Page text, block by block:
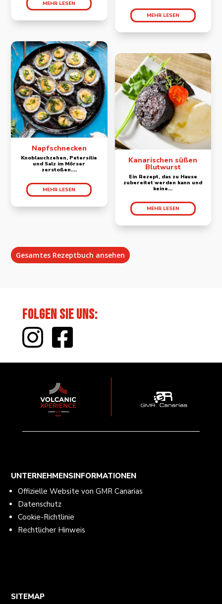
MEHR LESEN
Napfschnecken
Knoblauchzehen, Petersilie
und Salz im Mörser
zerstoßen....
MEHR LESEN
MEHR LESEN
Kanarischen süßen
Blutwurst
Ein Rezept, das zu Hause
zubereitet werden kann und
keine...
MEHR LESEN
Gesamtes Rezeptbuch ansehen
Folgen Sie uns:
UNTERNEHMENSINFORMATIONEN
Offizielle Website von GMR Canarias
Datenschutz
Cookie-Richtlinie
Rechtlicher Hinweis
SITEMAP